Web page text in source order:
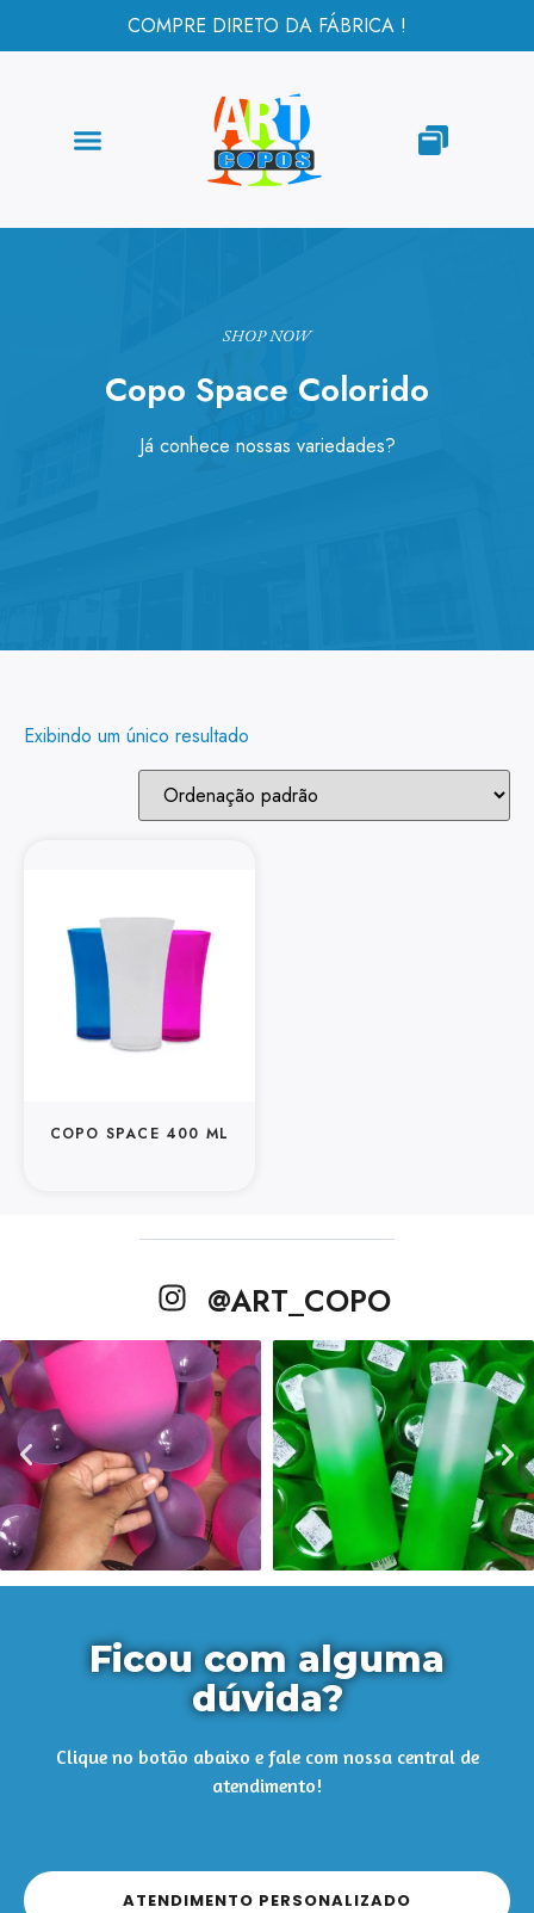
COMPRE DIRETO DA FÁBRICA !
SHOP NOW
Copo Space Colorido
Já conhece nossas variedades?
Exibindo um único resultado
COPO SPACE 400 ML
@ART_COPO
Ficou com alguma
dúvida?
Clique no botão abaixo e fale com nossa central de
atendimento!
ATENDIMENTO PERSONALIZADO